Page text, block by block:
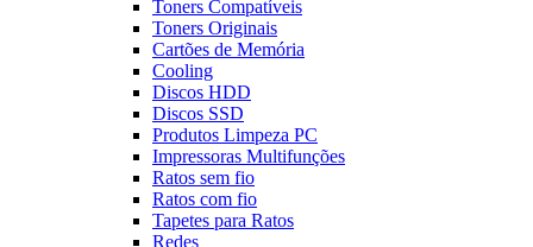
Toners Compatíveis
Toners Originais
Cartões de Memória
Cooling
Discos HDD
Discos SSD
Produtos Limpeza PC
Impressoras Multifunções
Ratos sem fio
Ratos com fio
Tapetes para Ratos
Redes